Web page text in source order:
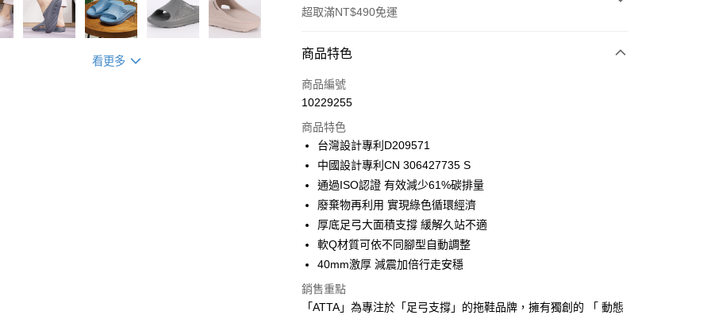
看更多
超取滿NT$490免運
付款方式
信用卡一次付款
LINE Pay
Apple Pay
街口支付
悠遊付
Google Pay
AFTEE先享後付
相關說明
商品特色
商品編號
10229255
商品特色
台灣設計專利D209571
中國設計專利CN 306427735 S
通過ISO認證 有效減少61%碳排量
廢棄物再利用 實現綠色循環經濟
厚底足弓大面積支撐 緩解久站不適
軟Q材質可依不同腳型自動調整
40mm激厚 減震加倍行走安穩
銷售重點
「ATTA」為專注於「足弓支撐」的拖鞋品牌，擁有獨創的 「 動態